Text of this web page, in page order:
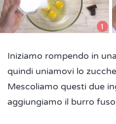
Iniziamo rompendo in
quindi uniamovi lo
Mescoliamo questi due
aggiungiamo il burro